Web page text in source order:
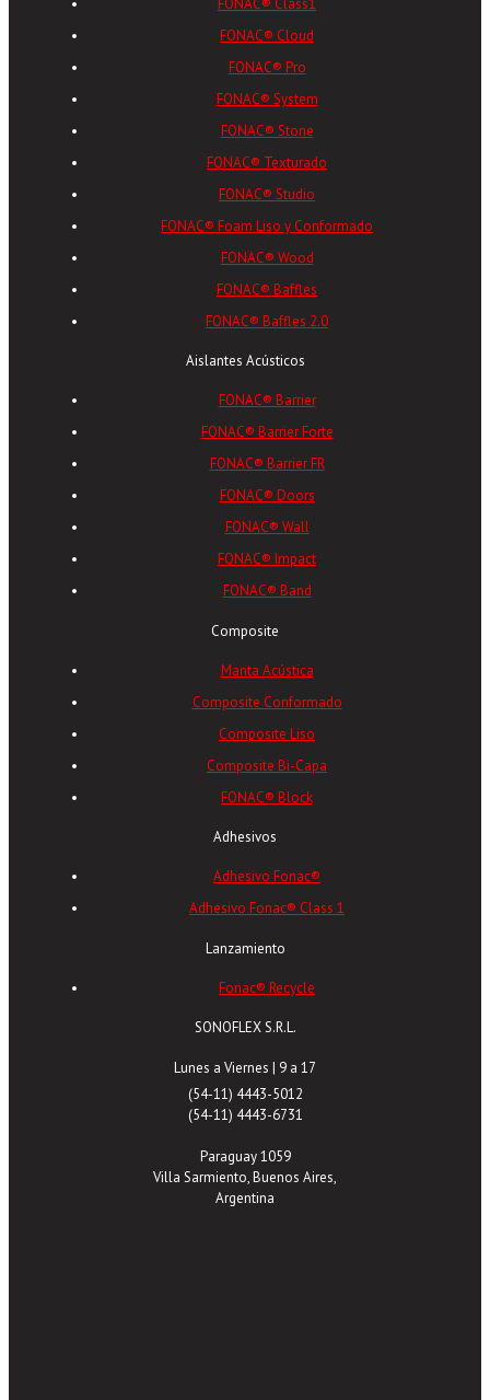
FONAC® Cloud
FONAC® Pro
FONAC® System
FONAC® Stone
FONAC® Texturado
FONAC® Studio
FONAC® Foam Liso y Conformado
FONAC® Wood
FONAC® Baffles
FONAC® Baffles 2.0
Aislantes Acústicos
FONAC® Barrier
FONAC® Barrier Forte
FONAC® Barrier FR
FONAC® Doors
FONAC® Wall
FONAC® Impact
FONAC® Band
Composite
Manta Acústica
Composite Conformado
Composite Liso
Composite Bi-Capa
FONAC® Block
Adhesivos
Adhesivo Fonac®
Adhesivo Fonac® Class 1
Lanzamiento
Fonac® Recycle
SONOFLEX S.R.L.
Lunes a Viernes | 9 a 17
(54-11) 4443-5012
(54-11) 4443-6731
Paraguay 1059
Villa Sarmiento, Buenos Aires,
Argentina